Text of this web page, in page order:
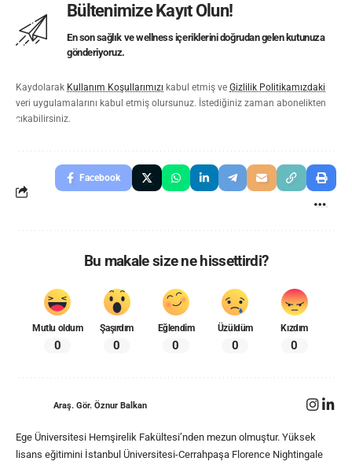
Bültenimize Kayıt Olun!
En son sağlık ve wellness içeriklerini doğrudan gelen kutunuza
gönderiyoruz.
Kaydolarak Kullanım Koşullarımızı kabul etmiş ve Gizlilik Politikamızdaki
veri uygulamalarını kabul etmiş olursunuz. İstediğiniz zaman abonelikten
çıkabilirsiniz.
Facebook
Bu makale size ne hissettirdi?
Mutlu oldum
0
Şaşırdım
0
Eğlendim
0
Üzüldüm
0
Kızdım
0
Araş. Gör. Öznur Balkan
Ege Üniversitesi Hemşirelik Fakültesi’nden mezun olmuştur. Yüksek
lisans eğitimini İstanbul Üniversitesi-Cerrahpaşa Florence Nightingale